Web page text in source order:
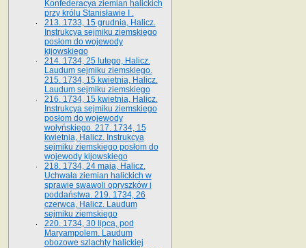
Konfederacya ziemian halickich
przy królu Stanisławie I .
213. 1733, 15 grudnia, Halicz.
Instrukcya sejmiku ziemskiego
posłom do wojewody
kijowskiego
214. 1734, 25 lutego, Halicz.
Laudum sejmiku ziemskiego.
215. 1734, 15 kwietnia, Halicz.
Laudum sejmiku ziemskiego
216. 1734, 15 kwietnia, Halicz.
Instrukcya sejmiku ziemskiego
posłom do wojewody
wołyńskiego. 217. 1734, 15
kwietnia, Halicz. Instrukcya
sejmiku ziemskiego posłom do
wojewody kijowskiego
218. 1734, 24 maja, Halicz.
Uchwała ziemian halickich w
sprawie swawoli opryszków i
poddaństwa. 219. 1734, 26
czerwca, Halicz. Laudum
sejmiku ziemskiego
220. 1734, 30 lipca, pod
Maryampolem. Laudum
obozowe szlachty halickiej